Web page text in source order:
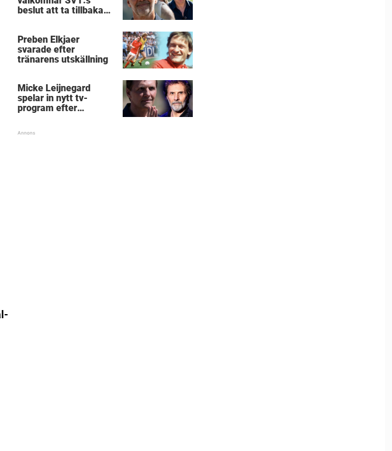
beslut att ta tillbaka
Preben Elkjaer
svarade efter
tränarens utskällning
Micke Leijnegard
spelar in nytt tv-
program efter